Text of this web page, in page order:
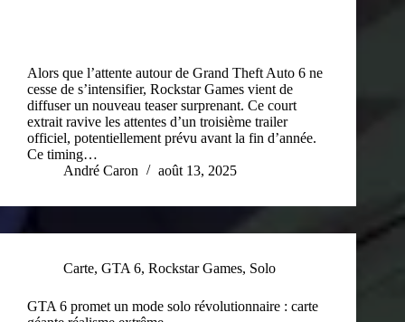
Alors que l’attente autour de Grand Theft Auto 6 ne
cesse de s’intensifier, Rockstar Games vient de
diffuser un nouveau teaser surprenant. Ce court
extrait ravive les attentes d’un troisième trailer
officiel, potentiellement prévu avant la fin d’année.
Ce timing…
André Caron
août 13, 2025
Carte, GTA 6, Rockstar Games, Solo
GTA 6 promet un mode solo révolutionnaire : carte